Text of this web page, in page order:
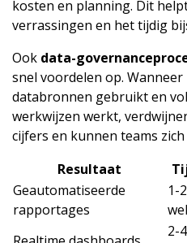
kosten en planning. Dit
verrassingen en het tijdig
Ook data-
snel voordelen op.
databronnen gebruikt en
werkwijzen werkt,
cijfers en kunnen teams
Resultaat
Geautomatiseerde
rapportages
1-2
2-4